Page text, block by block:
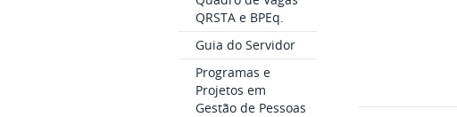
QRSTA e BPEq.
Guia do Servidor
Programas e
Projetos em
Gestão de Pessoas